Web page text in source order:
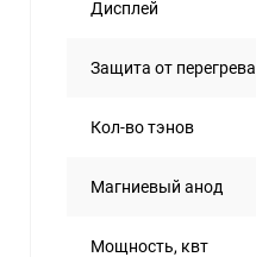
Дисплей
Защита от перегрева
Кол-во тэнов
Магниевый анод
Мощность, квт